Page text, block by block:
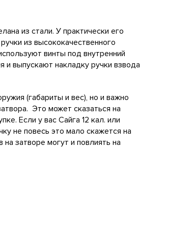
из стали. У практически его
из высококачественного
винты под внутренний
и выпускают накладку ручки взвода
(габариты и вес), но и важно
Это может сказаться на
Если у вас Сайга 12 кал. или
не повесь это мало скажется на
затворе могут и повлиять на